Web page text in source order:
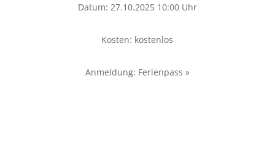
Datum: 27.10.2025 10:00 Uhr
Kosten: kostenlos
Anmeldung: Ferienpass »